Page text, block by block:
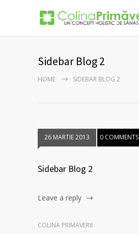
Sidebar Blog 2
HOME SIDEBAR BLOG 2
26 MARTIE 2013 0 COMMENTS
Sidebar Blog 2
Leave a reply
COLINA PRIMAVERII